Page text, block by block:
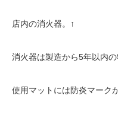
店内の消火器。↑
消火器は製造から5年以内の
使用マットには防炎マーク